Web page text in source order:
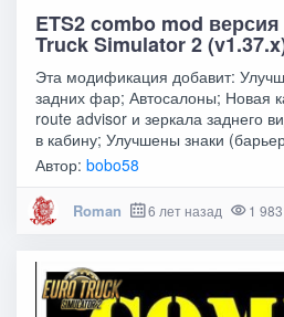
ETS2 combo mod
Truck Simulator 2
Эта модификация добавит:
задних фар; Автосалоны; Новая
route advisor и зеркала заднего
в кабину; Улучшены знаки
Автор:bobo58
Roman 6 лет назад 1 983